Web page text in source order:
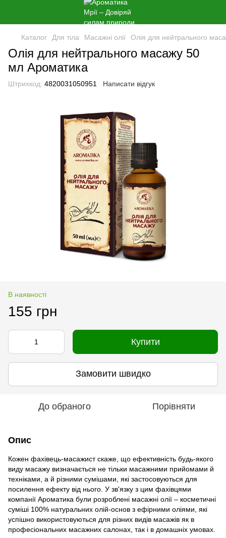
Каталог Для тіла Масажні олії Олія для нейтрального
Олія для нейтрального масажу 50
мл Ароматика
Штрихкод: 4820031050951 Написати відгук
В наявності
155 грн
Купити
Замовити швидко
До обраного Порівняти
Опис
Кожен фахівець-масажист скаже, що ефективність будь-якого
виду масажу визначається не тільки масажними прийомами й
техніками, а й різними сумішами, які застосовуються для
посилення ефекту від нього. У зв'язку з цим фахівцями
компанії Ароматика були розроблені масажні олії – косметичні
суміші 100% натуральних олій-основ з ефірними оліями, які
успішно використовуються для різних видів масажів як в
професіональних масажних салонах, так і в домашніх умовах.